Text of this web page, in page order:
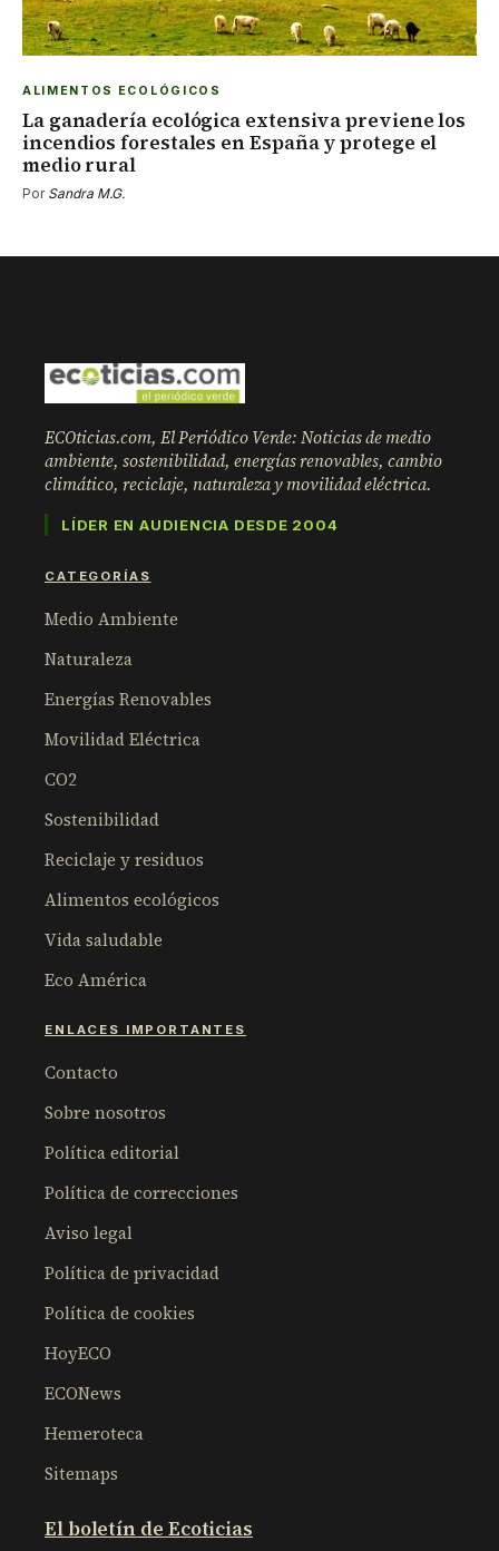
ALIMENTOS ECOLÓGICOS
La ganadería ecológica extensiva previene los
incendios forestales en España y protege el
medio rural
Por Sandra M.G.
ECOticias.com, El Periódico Verde: Noticias de medio
ambiente, sostenibilidad, energías renovables, cambio
climático, reciclaje, naturaleza y movilidad eléctrica.
LÍDER EN AUDIENCIA DESDE 2004
CATEGORÍAS
Medio Ambiente
Naturaleza
Energías Renovables
Movilidad Eléctrica
CO2
Sostenibilidad
Reciclaje y residuos
Alimentos ecológicos
Vida saludable
Eco América
ENLACES IMPORTANTES
Contacto
Sobre nosotros
Política editorial
Política de correcciones
Aviso legal
Política de privacidad
Política de cookies
HoyECO
ECONews
Hemeroteca
Sitemaps
El boletín de Ecoticias